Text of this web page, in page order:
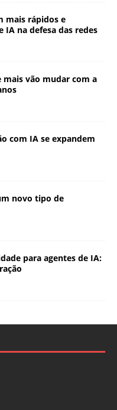
mais rápidos e
IA na defesa das redes
mais vão mudar com a
com IA se expandem
novo tipo de
para agentes de IA: